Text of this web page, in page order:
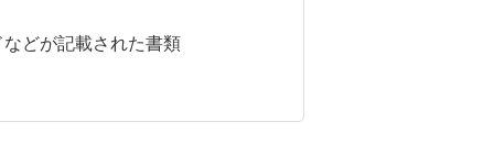
どが記載された書類